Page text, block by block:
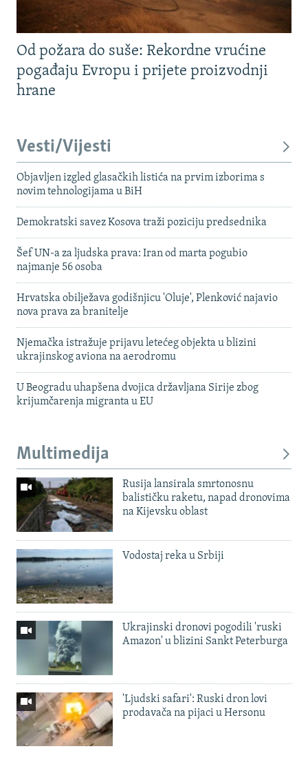
Od požara do suše: Rekordne vrućine
pogađaju Evropu i prijete proizvodnji
hrane
Vesti/Vijesti
Objavljen izgled glasačkih listića na prvim izborima s
novim tehnologijama u BiH
Demokratski savez Kosova traži poziciju predsednika
Šef UN-a za ljudska prava: Iran od marta pogubio
najmanje 56 osoba
Hrvatska obilježava godišnjicu 'Oluje', Plenković najavio
nova prava za branitelje
Njemačka istražuje prijavu letećeg objekta u blizini
ukrajinskog aviona na aerodromu
U Beogradu uhapšena dvojica državljana Sirije zbog
krijumčarenja migranta u EU
Multimedija
Rusija lansirala smrtonosnu
balističku raketu, napad dronovima
na Kijevsku oblast
Vodostaj reka u Srbiji
Ukrajinski dronovi pogodili 'ruski
Amazon' u blizini Sankt Peterburga
'Ljudski safari': Ruski dron lovi
prodavača na pijaci u Hersonu